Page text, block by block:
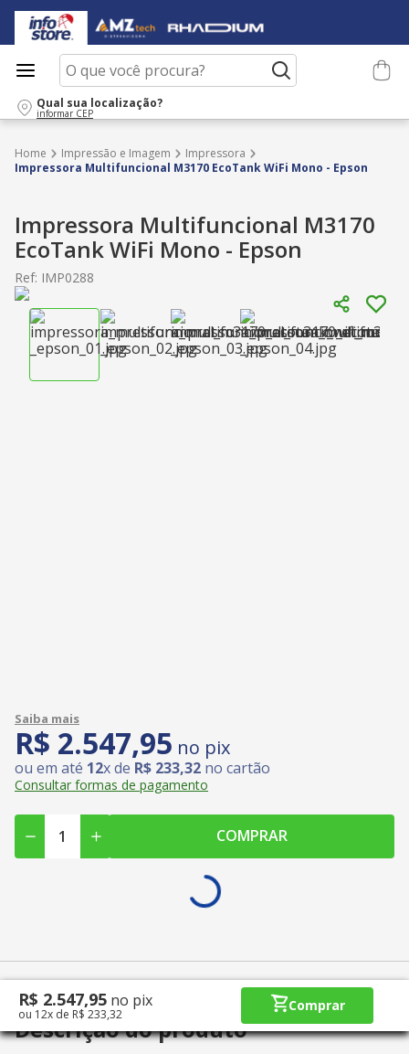
O que você procura?
Qual sua localização?
informar CEP
Impressão e Imagem
Impressora
Impressora Multifuncional M3170 EcoTank WiFi Mono - Epson
Impressora Multifuncional M3170
EcoTank WiFi Mono - Epson
Ref: IMP0288
R$ 2.547,95 no pix
ou em até 12x de R$ 233,32 no cartão
Consultar formas de pagamento
COMPRAR
R$ 2.547,95no pix
ou 12xde R$ 233,32
Comprar
Descrição do produto